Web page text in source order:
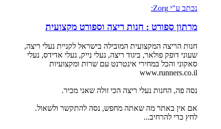
נכתב ע"י Zorg:
מרתון ספורט : חנות ריצה וספורט מקצועית
חנות הריצה המקצועית המובילה בישראל לקניית נעלי ריצה,
שעוני דופק פולאר, ביגוד ריצה, נעלי נייק, נעלי אדידס, נעלי
סאקוני והכל במחירי אינטרנט עם שרות ומקצועיות
www.runners.co.il
נסה פה, החנות נעלי ריצה הכי זולה שאני מכיר.
אם אין באתר מה שאתה מחפש, נסה להתקשר ולשאול.
לחץ כדי להרחיב...